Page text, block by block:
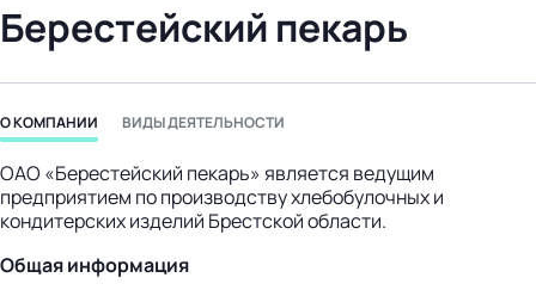
события
бизнес-центр
Берестейский пекарь
О КОМПАНИИ ВИДЫ ДЕЯТЕЛЬНОСТИ
ОАО «Берестейский пекарь» является ведущим
предприятием по производству хлебобулочных и
кондитерских изделий Брестской области.
Общая информация